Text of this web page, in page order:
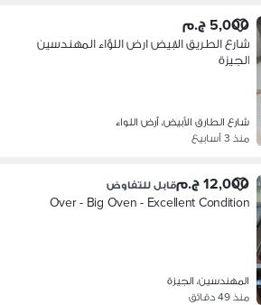
5,000 ج.م
شارع الطريق الابيض ارض اللؤاء المهندسين
الجيزة
شارع الطارق الأبيض، أرض اللواء
منذ 3 أسابيع
12,000 ج.م قابل للتفاوض
Over - Big Oven - Excellent Condition
المهندسين، الجيزة
منذ 49 دقائق